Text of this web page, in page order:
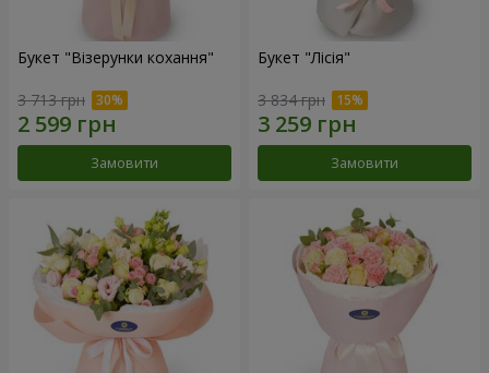
Букет "Візерунки кохання"
3 713 грн
Замовити
Букет "Лісія"
3 834 грн
Замовити